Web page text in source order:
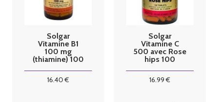
Solgar
Vitamine B1
100 mg
(thiamine) 100
16.40 €
Solgar
Vitamine C
500 avec Rose
hips 100
16.99 €